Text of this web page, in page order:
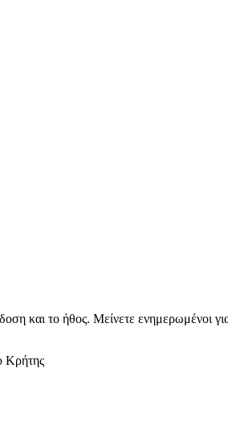
και το ήθος. Μείνετε ενημερωμένοι
Κρήτης